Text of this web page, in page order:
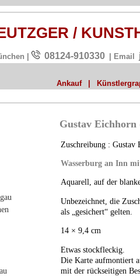
/
| 08124-910330 | Email
Ankauf
Gustav
Zuschreibung :
Wasserburg an Inn
Aquarell, auf der
Unbezeichnet, die
als „gesichert“ gelten.
14 × 9,4 cm
Etwas stockfleckig.
Die Karte aufmontiert
mit der rückseitigen